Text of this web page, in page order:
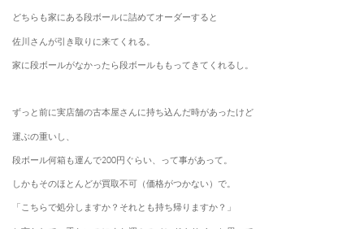
どちらも家にある段ボールに詰めてオーダーすると
佐川さんが引き取りに来てくれる。
家に段ボールがなかったら段ボールももってきてくれるし。
ずっと前に実店舗の古本屋さんに持ち込んだ時があったけど
運ぶの重いし、
段ボール何箱も運んで200円ぐらい、って事があって。
しかもそのほとんどが買取不可（価格がつかない）で。
「こちらで処分しますか？それとも持ち帰りますか？」